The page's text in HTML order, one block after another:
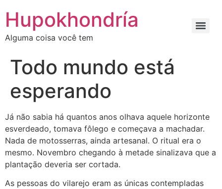
para
conteúdo
Hupokhondría
Alguma coisa você tem
Todo mundo está
esperando
Já não sabia há quantos anos olhava aquele horizonte
esverdeado, tomava fôlego e começava a machadar.
Nada de motosserras, ainda artesanal. O ritual era o
mesmo. Novembro chegando à metade sinalizava que a
plantação deveria ser cortada.
As pessoas do vilarejo eram as únicas contempladas